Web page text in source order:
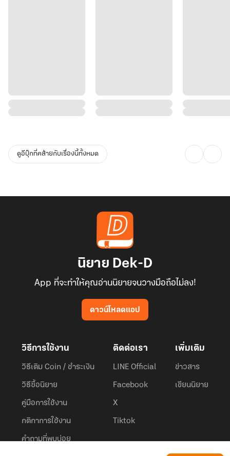
ดูอีบุ๊กที่คล้ายกับเรื่องนี้ทั้งหมด
นิยาย Dek-D
App ที่จะทำให้คุณอ่านนิยายจนวางมือถือไม่ลง!
ดาวน์โหลดแอป
วิธีการใช้งาน
วิธีเติม Coin / ชำระเงิน
วิธีซื้อนิยาย
คู่มือการใช้งาน
กติกาการใช้งาน
คำถามที่พบบ่อย
ติดต่อเรา
LINE Official
Facebook
X
Tiktok
เพิ่มเติม
ข่าวสาร
เขียนนิยาย